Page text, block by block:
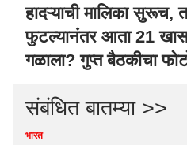
हादऱ्याची मालिका सुरूच,
फुटल्यानंतर आता 21
गळाला? गुप्त बैठकीचा
संबंधित बातम्या >>
भारत